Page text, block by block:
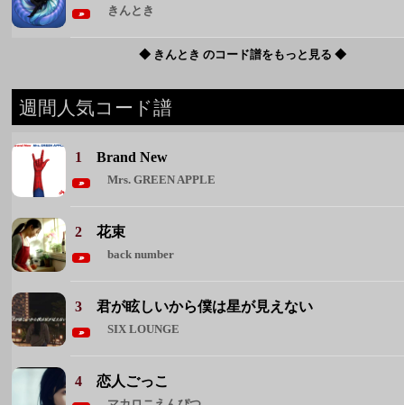
1 Brand New
Mrs. GREEN APPLE
2花束
back number
3君が眩しいから僕は星が見えない
4恋人ごっこ
5雪月花
◆ 週間人気コード譜をもっと見る ◆